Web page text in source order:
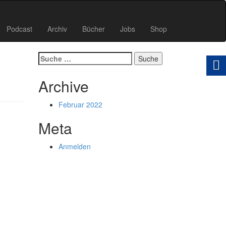
Podcast Archiv Bücher Jobs Shop
Suche
nach:
Archive
Februar 2022
Meta
Anmelden